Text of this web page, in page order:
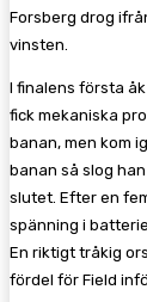
Forsberg drog
vinsten.
I finalens första
fick mekaniska
banan, men kom
banan så slog
slutet. Efter en
spänning i
En riktigt tråkig
fördel för Field